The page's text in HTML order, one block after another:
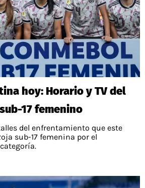
hoy: Horario y TV del
17 femenino
del enfrentamiento que este
sub-17 femenina por el